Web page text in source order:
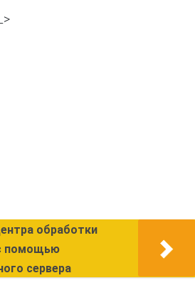
обработки
помощью
сервера